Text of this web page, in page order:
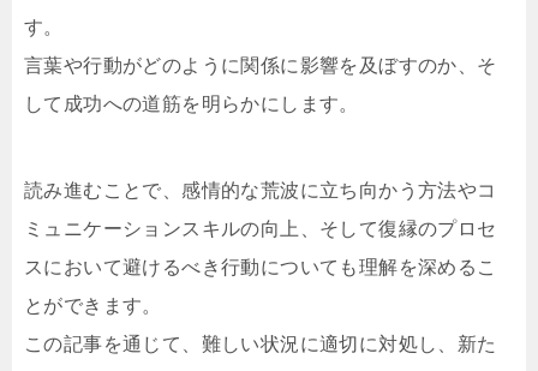
す。
言葉や行動がどのように関係に影響を及ぼすのか、そ
して成功への道筋を明らかにします。
読み進むことで、感情的な荒波に立ち向かう方法やコ
ミュニケーションスキルの向上、そして復縁のプロセ
スにおいて避けるべき行動についても理解を深めるこ
とができます。
この記事を通じて、難しい状況に適切に対処し、新た